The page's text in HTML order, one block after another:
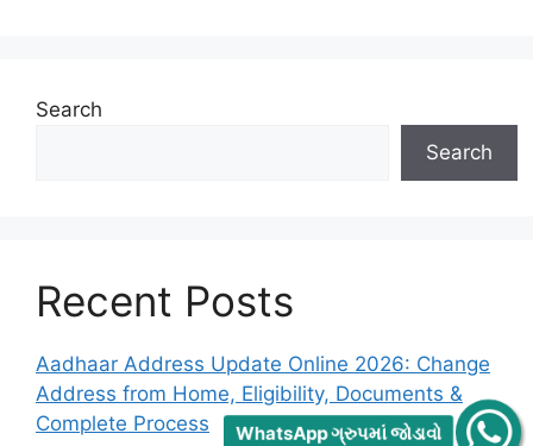
Search
Search
Recent Posts
Aadhaar Address Update Online 2026: Change
Address from Home, Eligibility, Documents &
Complete Process
WhatsApp ગ્રુપમાં જોડાવો